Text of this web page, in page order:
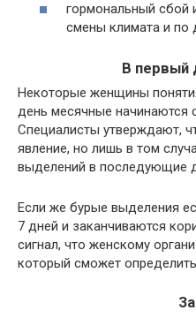
гормональный сбой
смены климата и по
В первый
Некоторые женщины
день месячные начинаются
Специалисты утверждают,
явление, но лишь в том
выделений в последующие
Если же бурые выделения
7 дней и заканчиваются
сигнал, что женскому
который сможет